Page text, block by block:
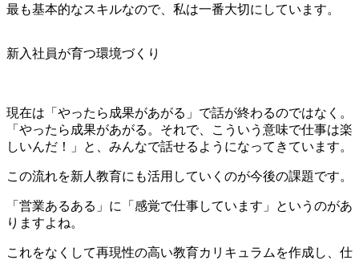
最も基本的なスキルなので、私は一番大切にしています。
新入社員が育つ環境づくり
現在は「やったら成果があがる」で話が終わるのではなく。
「やったら成果があがる。それで、こういう意味で仕事は楽
しいんだ！」と、みんなで話せるようになってきています。
この流れを新人教育にも活用していくのが今後の課題です。
「営業あるある」に「感覚で仕事しています」というのがあ
りますよね。
これをなくして再現性の高い教育カリキュラムを作成し、仕